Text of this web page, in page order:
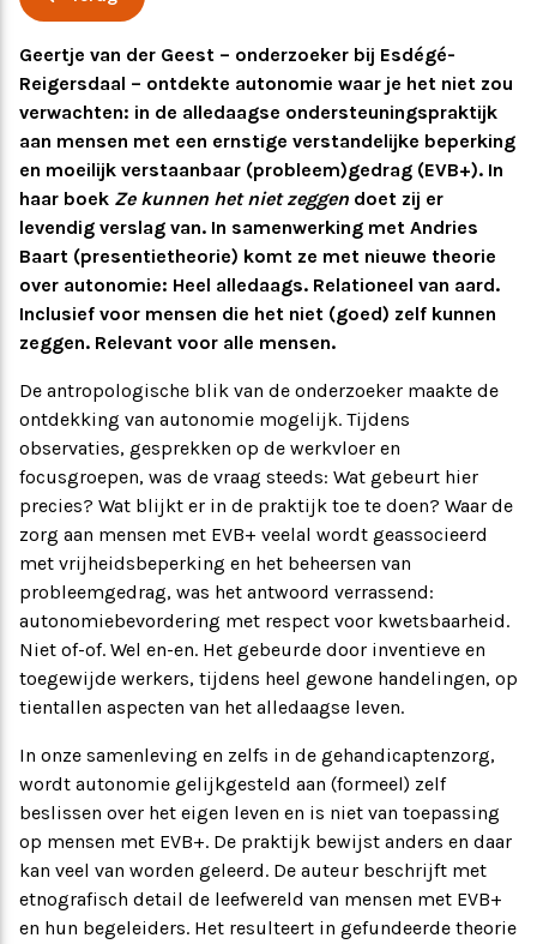
Ervaringsverhalen
Symposium
Producten
Toekomstvisie
EVB+ in beeld!
Partners
Geertje van der Geest – onderzoeker bij Esdégé-
Reigersdaal – ontdekte autonomie waar je het niet zou
verwachten: in de alledaagse ondersteuningspraktijk
aan mensen met een ernstige verstandelijke beperking
en moeilijk verstaanbaar (probleem)gedrag (EVB+). In
haar boek Ze kunnen het niet zeggen doet zij er
levendig verslag van. In samenwerking met Andries
Baart (presentietheorie) komt ze met nieuwe theorie
over autonomie: Heel alledaags. Relationeel van aard.
Inclusief voor mensen die het niet (goed) zelf kunnen
zeggen. Relevant voor alle mensen.
De antropologische blik van de onderzoeker maakte de
ontdekking van autonomie mogelijk. Tijdens
observaties, gesprekken op de werkvloer en
focusgroepen, was de vraag steeds: Wat gebeurt hier
precies? Wat blijkt er in de praktijk toe te doen? Waar de
zorg aan mensen met EVB+ veelal wordt geassocieerd
met vrijheidsbeperking en het beheersen van
probleemgedrag, was het antwoord verrassend:
autonomiebevordering met respect voor kwetsbaarheid.
Niet of-of. Wel en-en. Het gebeurde door inventieve en
toegewijde werkers, tijdens heel gewone handelingen, op
tientallen aspecten van het alledaagse leven.
In onze samenleving en zelfs in de gehandicaptenzorg,
wordt autonomie gelijkgesteld aan (formeel) zelf
beslissen over het eigen leven en is niet van toepassing
op mensen met EVB+. De praktijk bewijst anders en daar
kan veel van worden geleerd. De auteur beschrijft met
etnografisch detail de leefwereld van mensen met EVB+
en hun begeleiders. Het resulteert in gefundeerde theorie